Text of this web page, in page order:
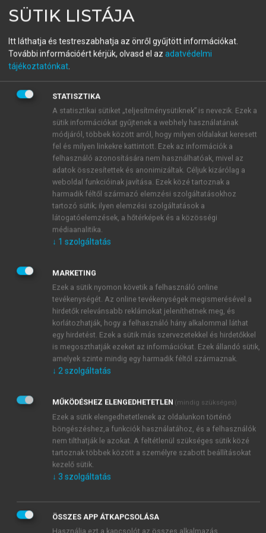
Betekintés a marketingbe
Létezik-e a marketingtudomány?
menu_book
Egy ellenpélda: Underberg
Azért van még néhány üdítő ellenpélda. Ilyen egy
1846-os német innováció, az Underberg
gyomorkeserű, amely titkos eljárással készül 43
ország válogatott gyógynövényeiből. A piaci siker
olyan gyorsan jött, hogy a cég már Ferenc József
udvari beszállítója volt. Kiváló minősége mellett
egyedüllálló a kiszerelése, a jellegzetes
üzeni, hogy egy kiadós étkezés után ennyi a javasolt
és elegendő mennyiség. Láthatóan a márkatulajdonos
ellen tudott állni a mennyiség csábításának, és nem
bővítette a választékot különböző ízekkel és
kiszerelésekkel. Kisebb profittömeg, de nagyobb
márkaérték.
SÜTIK LISTÁJA
Itt láthatja és testreszabhatja az önről gyűjtött információkat.
További információért kérjük, olvasd el az adatvédelmi
tájékoztatónkat
STATISZTIKA
A statisztikai sütiket „teljesítménysütiknek” is nevezik. Ezek a
sütik információkat gyűjtenek a webhely használatának
módjáról, többek között arról, hogy milyen oldalakat keresett
fel és milyen linkekre kattintott. Ezek az információk a
felhasználó azonosítására nem használhatóak, mivel az
adatok összesítettek és anonimizáltak. Céljuk kizárólag a
weboldal funkcióinak javítása. Ezek közé tartoznak a
harmadik féltől származó elemzési szolgáltatásokhoz
tartozó sütik; ilyen elemzési szolgáltatások a
látogatóelemzések, a hőtérképek és a közösségi
médiaanalitika.
↓ 1 szolgáltatás
MARKETING
Ezek a sütik nyomon követik a felhasználó online
tevékenységét. Az online tevékenységek megismerésével a
hirdetők relevánsabb reklámokat jeleníthetnek meg, és
korlátozhatják, hogy a felhasználó hány alkalommal láthat
egy hirdetést. Ezek a sütik más szervezetekkel és hirdetőkkel
is megoszthatják ezeket az információkat. Ezek állandó sütik,
amelyek szinte mindig egy harmadik féltől származnak.
↓ 2 szolgáltatás
MŰKÖDÉSHEZ ELENGEDHETETLEN (mindig szükséges)
Ezek a sütik elengedhetetlenek az oldalunkon történő
böngészéshez,a funkciók használatához, és a felhasználók
nem tilthatják le azokat. A feltétlenül szükséges sütik közé
tartoznak többek között a személyre szabott beállításokat
kezelő sütik.
↓ 3 szolgáltatás
ÖSSZES APP ÁTKAPCSOLÁSA
Használja ezt a kapcsolót az összes alkalmazás